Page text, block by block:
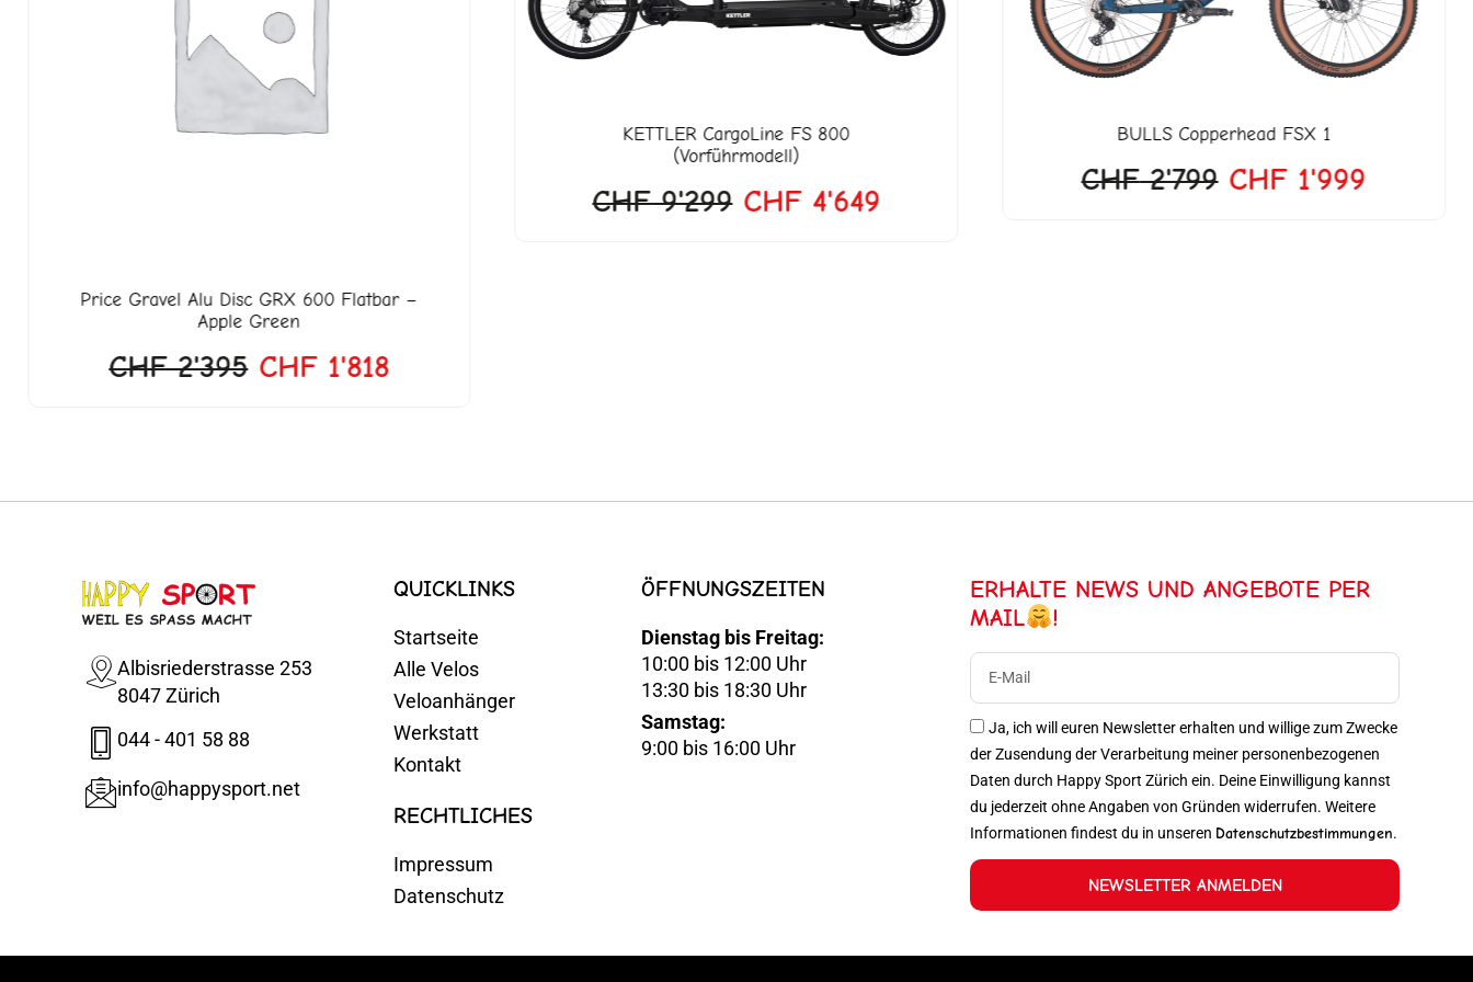
Price Gravel Alu Disc GRX 600 Flatbar –
Apple Green
CHF2'395 CHF1'818
KETTLERCargoLine FS 800
(Vorführmodell)
CHF9'299 CHF4'649
BULLSCopperhead FSX 1
CHF2'799 CHF1'999
Albisriederstrasse 253
8047 Zürich
044 - 401 58 88
info@happysport.net
QUICKLINKS
Startseite
Alle Velos
Veloanhänger
Werkstatt
Kontakt
RECHTLICHES
Impressum
Datenschutz
ÖFFNUNGSZEITEN
Dienstag bis Freitag:
10:00 bis 12:00 Uhr
13:30 bis 18:30 Uhr
Samstag:
9:00 bis 16:00 Uhr
ERHALTE NEWS UND ANGEBOTE PER
MAIL
!
Ja, ich will euren Newsletter erhalten und willige zum Zwecke
der Zusendung der Verarbeitung meiner personenbezogenen
Daten durch Happy Sport Zürich ein. Deine Einwilligung kannst
du jederzeit ohne Angaben von Gründen widerrufen. Weitere
Informationen findest du in unseren Datenschutzbestimmungen.
NEWSLETTER ANMELDEN